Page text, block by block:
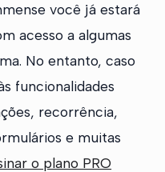
você já estará
acesso a algumas
No entanto, caso
funcionalidades
recorrência,
e muitas
o plano PRO